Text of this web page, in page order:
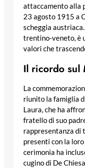
attaccamento alla
23 agosto 1915 a
scheggia
trentino-veneto, è
valori che
Il ricordo sul
La
riunito la famiglia
Laura, che ha
fratello di suo
rappresentanza di
presenti con la
cerimonia ha
cugino di De